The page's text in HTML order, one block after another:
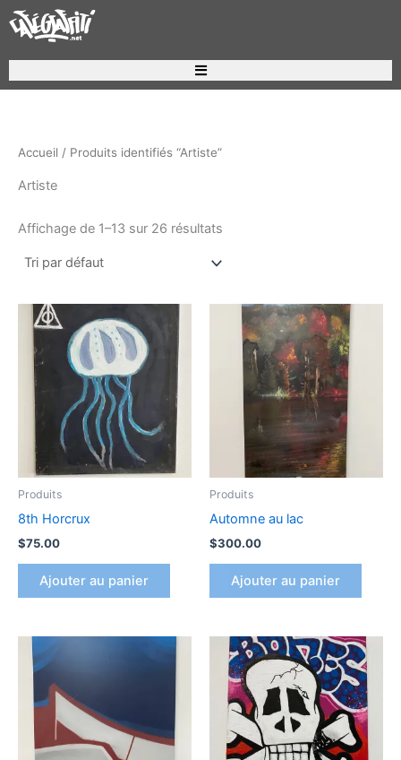
Aller
au
Accueil / Produits identifiés “Artiste”
Artiste
Affichage de 1–13 sur 26 résultats
Produits
8th Horcrux
$75.00
Ajouter au panier
Produits
Automne au lac
$300.00
Ajouter au panier